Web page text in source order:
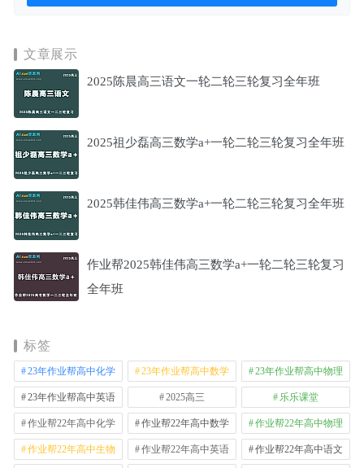
文章展示
2025陈晨高三语文一轮二轮三轮复习全年班
2025祖少磊高三数学a+一轮二轮三轮复习全年班
2025韩佳伟高三数学a+一轮二轮三轮复习全年班
作业帮2025韩佳伟高三数学a+一轮二轮三轮复习
全年班
标签
23年作业帮高中化学 23年作业帮高中数学 23年作业帮高中物理
23年作业帮高中英语 2025高三 乐乐课堂
作业帮22年高中化学 作业帮22年高中数学 作业帮22年高中物理
作业帮22年高中生物 作业帮22年高中英语 作业帮22年高中语文